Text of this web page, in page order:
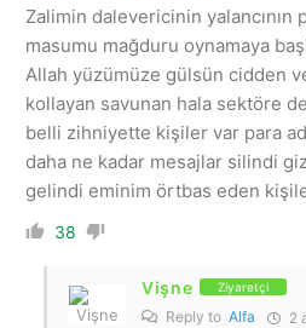
Zalimin dalevericinin
masumu mağduru oynamaya
Allah yüzümüze gülsün cidden
kollayan savunan hala sektöre
belli zihniyette kişiler var para
daha ne kadar mesajlar silindi
gelindi eminim örtbas eden
38
Vişne Ziyaretçi
Reply to Alfa 2